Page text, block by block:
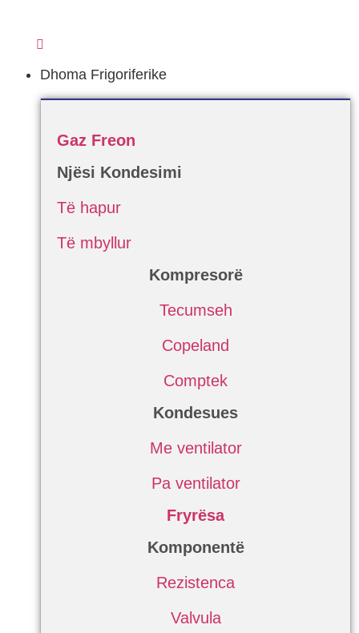
Dhoma Frigoriferike
Gaz Freon
Njësi Kondesimi
Të hapur
Të mbyllur
Kompresorë
Tecumseh
Copeland
Comptek
Kondesues
Me ventilator
Pa ventilator
Fryrësa
Komponentë
Rezistenca
Valvula